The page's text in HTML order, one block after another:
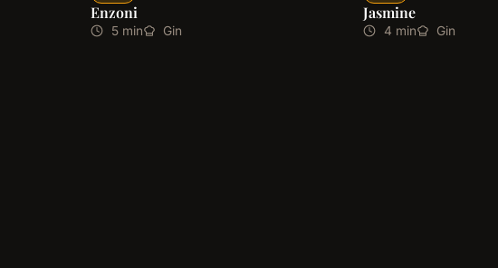
Enzoni
5 min Gin
Jasmine
4 min Gin